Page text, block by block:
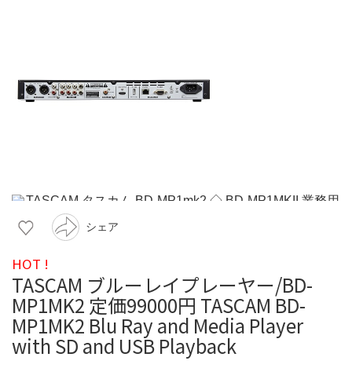
シェア
HOT !
TASCAM ブルーレイプレーヤー/BD-
MP1MK2 定価99000円 TASCAM BD-
MP1MK2 Blu Ray and Media Player
with SD and USB Playback